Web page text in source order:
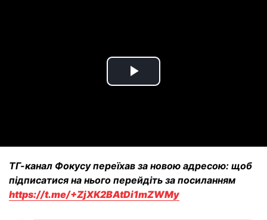
Play
ТГ-канал Фокусу переїхав за новою адресою: щоб
підписатися на нього перейдіть за посиланням
https://t.me/+ZjXK2BAtDi1mZWMy